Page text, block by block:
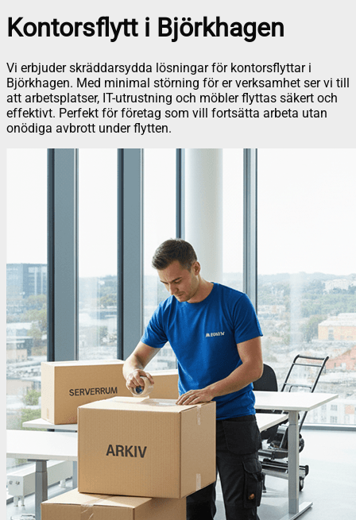
Kontorsflytt i Björkhagen
Vi erbjuder skräddarsydda lösningar för kontorsflyttar i
Björkhagen. Med minimal störning för er verksamhet ser vi till
att arbetsplatser, IT-utrustning och möbler flyttas säkert och
effektivt. Perfekt för företag som vill fortsätta arbeta utan
onödiga avbrott under flytten.